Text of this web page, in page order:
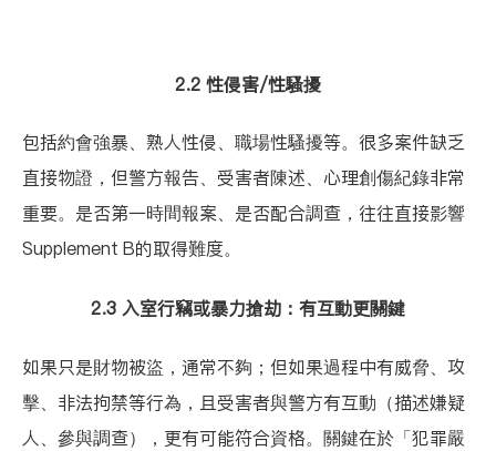
2.2 性侵害/性騷擾
包括約會強暴、熟人性侵、職場性騷擾等。很多案件缺乏
直接物證，但警方報告、受害者陳述、心理創傷紀錄非常
重要。是否第一時間報案、是否配合調查，往往直接影響
Supplement B的取得難度。
2.3 入室行竊或暴力搶劫：有互動更關鍵
如果只是財物被盜，通常不夠；但如果過程中有威脅、攻
擊、非法拘禁等行為，且受害者與警方有互動（描述嫌疑
人、參與調查），更有可能符合資格。關鍵在於「犯罪嚴